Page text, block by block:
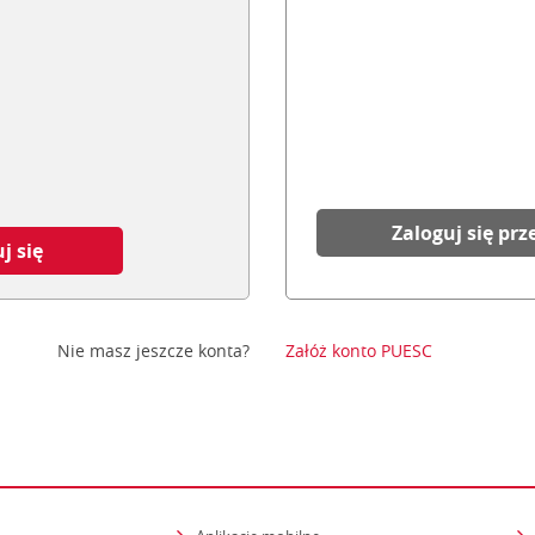
się
Zaloguj się
Nie masz jeszcze konta? Załóż konto PUESC